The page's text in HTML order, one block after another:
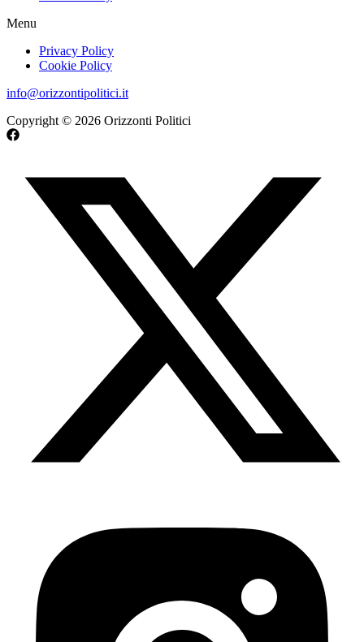
Menu
Privacy Policy
Cookie Policy
info@orizzontipolitici.it
Copyright © 2026 Orizzonti Politici